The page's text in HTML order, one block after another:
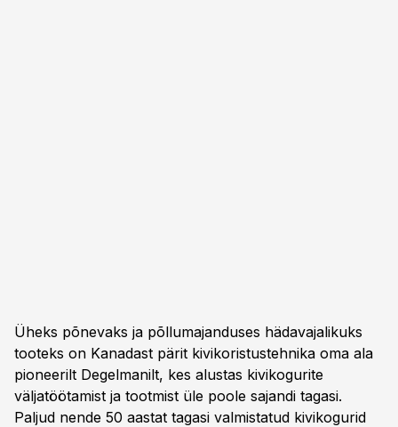
Üheks põnevaks ja põllumajanduses hädavajalikuks
tooteks on Kanadast pärit kivikoristustehnika oma ala
pioneerilt Degelmanilt, kes alustas kivikogurite
väljatöötamist ja tootmist üle poole sajandi tagasi.
Paljud nende 50 aastat tagasi valmistatud kivikogurid